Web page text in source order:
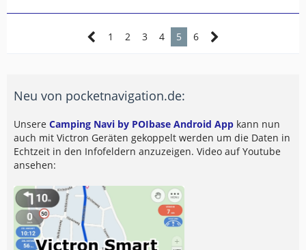
1 2 3 4 5 6
Neu von pocketnavigation.de:
Unsere Camping Navi by POIbase Android App kann nun
auch mit Victron Geräten gekoppelt werden um die Daten in
Echtzeit in den Infofeldern anzuzeigen. Video auf Youtube
ansehen: